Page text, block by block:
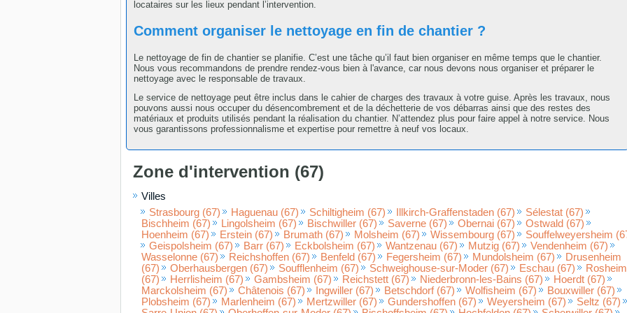
locataires sur les lieux pendant l’intervention.
Comment organiser le nettoyage en fin de chantier ?
Le nettoyage de fin de chantier se planifie. C’est une tâche qu’il faut bien organiser en même temps que le chantier.
Nous vous recommandons de prendre rendez-vous bien à l'avance, car nous devons nous organiser et préparer le
nettoyage avec le responsable de travaux.
Le service de nettoyage peut être inclus dans le cahier de charges des travaux à votre guise. Après les travaux, nous
pouvons aussi nous occuper du désencombrement et de la déchetterie de vos débarras ainsi que des restes des
matériaux et produits utilisés pendant la réalisation du chantier. N’attendez plus pour faire appel à notre service. Nous
vous garantissons professionnalisme et expertise pour remettre à neuf vos locaux.
Zone d'intervention (67)
Villes
Strasbourg (67)
Haguenau (67) Schiltigheim (67) Illkirch-Graffenstaden (67)
Sélestat (67)
Bischheim (67)
Lingolsheim (67) Bischwiller (67) Saverne (67) Obernai (67)
Ostwald (67)
Hoenheim (67)
Erstein (67) Brumath (67) Molsheim (67) Wissembourg (67)
Souffelweyersheim
Geispolsheim (67)
Barr (67) Eckbolsheim (67) Wantzenau (67) Mutzig (67)
Vendenheim (67)
Wasselonne (67)
Reichshoffen (67) Benfeld (67) Fegersheim (67) Mundolsheim (67)
Drusenheim
(67)
Oberhausbergen (67) Soufflenheim (67) Schweighouse-sur-Moder (67) Eschau (67)
Rosheim
(67)
Herrlisheim (67) Gambsheim (67) Reichstett (67) Niederbronn-les-Bains (67)
Hoerdt (67)
Marckolsheim (67)
Châtenois (67) Ingwiller (67) Betschdorf (67) Wolfisheim (67)
Bouxwiller (67)
Plobsheim (67)
Marlenheim (67) Mertzwiller (67) Gundershoffen (67) Weyersheim (67)
Seltz (67)